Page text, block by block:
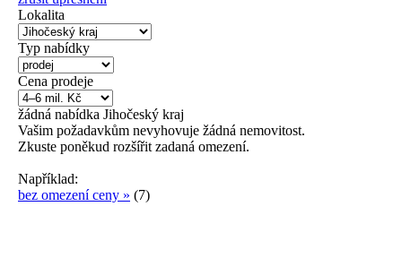
Lokalita
Typ nabídky
Cena prodeje
žádná nabídka Jihočeský kraj
Vašim požadavkům nevyhovuje žádná nemovitost.
Zkuste poněkud rozšířit zadaná omezení.
Například:
bez omezení ceny » (7)